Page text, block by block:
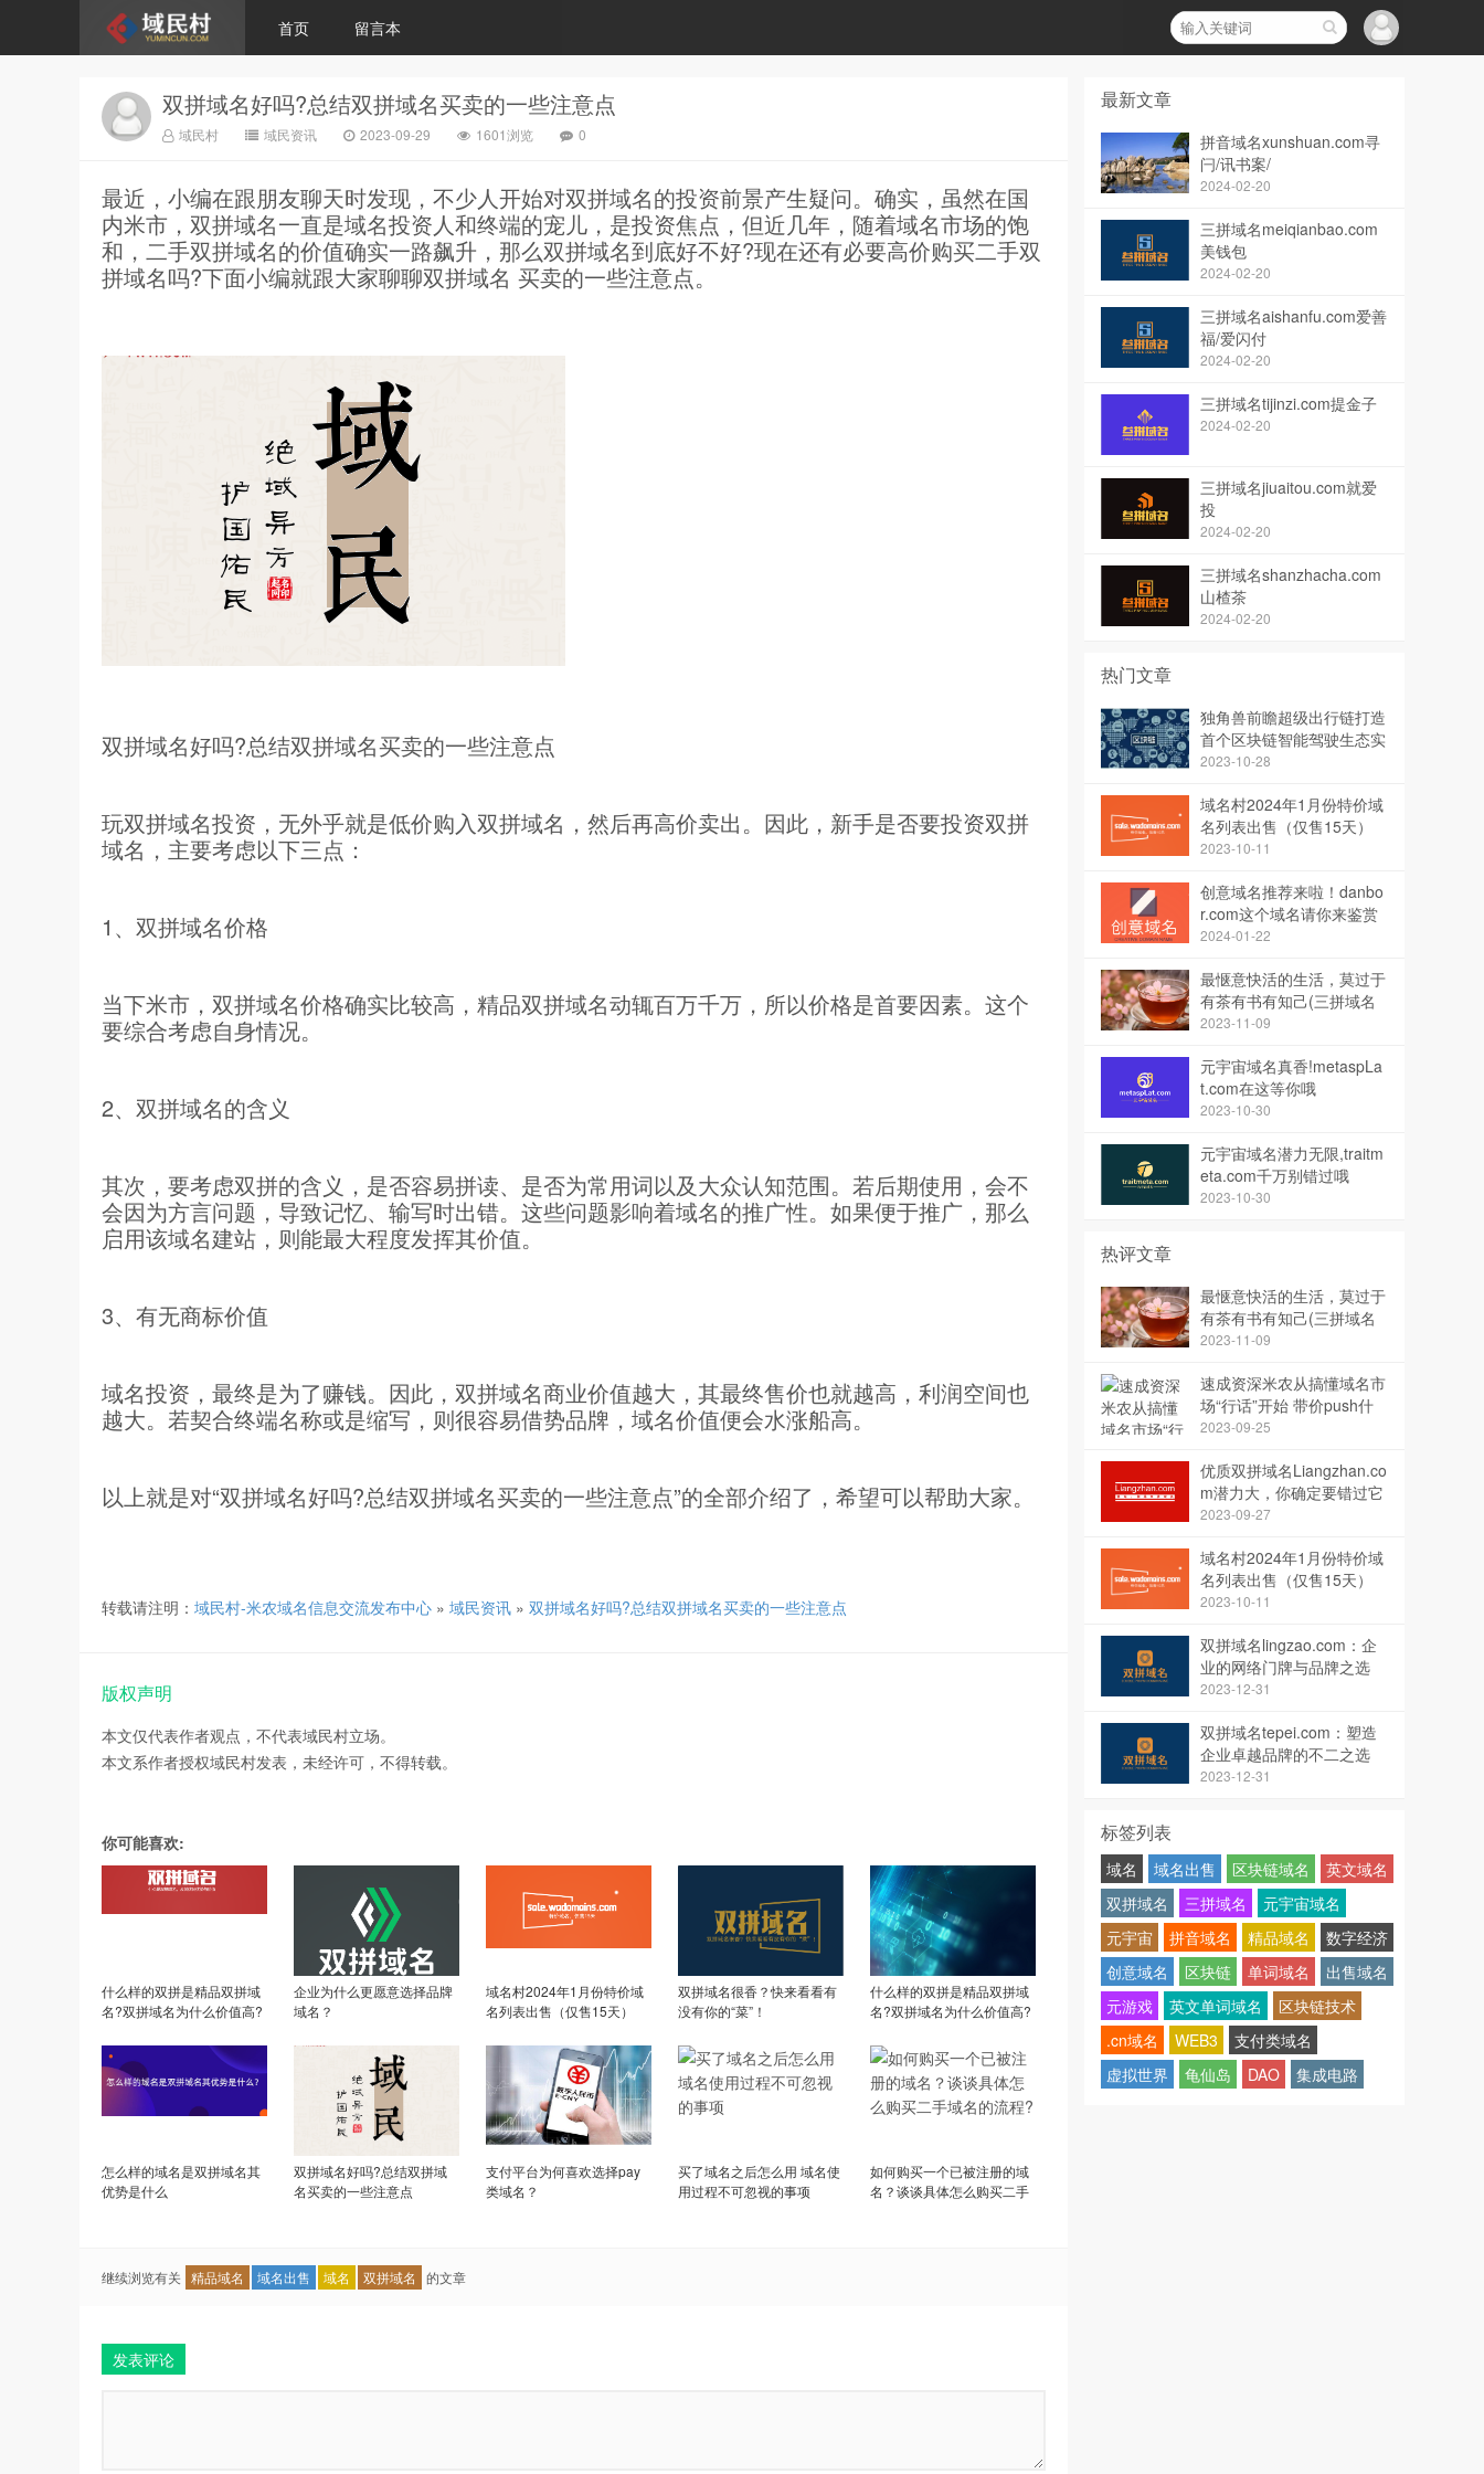
首页 留言本
双拼域名好吗?总结双拼域名买卖的一些注意点
域民村 域民资讯 2023-09-29 1601浏览 0
最近，小编在跟朋友聊天时发现，不少人开始对双拼域名的投资前景产生疑问。确实，虽然在国
内米市，双拼域名一直是域名投资人和终端的宠儿，是投资焦点，但近几年，随着域名市场的饱
和，二手双拼域名的价值确实一路飙升，那么双拼域名到底好不好?现在还有必要高价购买二手双
拼域名吗?下面小编就跟大家聊聊双拼域名 买卖的一些注意点。
双拼域名好吗?总结双拼域名买卖的一些注意点
玩双拼域名投资，无外乎就是低价购入双拼域名，然后再高价卖出。因此，新手是否要投资双拼
域名，主要考虑以下三点：
1、双拼域名价格
当下米市，双拼域名价格确实比较高，精品双拼域名动辄百万千万，所以价格是首要因素。这个
要综合考虑自身情况。
2、双拼域名的含义
其次，要考虑双拼的含义，是否容易拼读、是否为常用词以及大众认知范围。若后期使用，会不
会因为方言问题，导致记忆、输写时出错。这些问题影响着域名的推广性。如果便于推广，那么
启用该域名建站，则能最大程度发挥其价值。
3、有无商标价值
域名投资，最终是为了赚钱。因此，双拼域名商业价值越大，其最终售价也就越高，利润空间也
越大。若契合终端名称或是缩写，则很容易借势品牌，域名价值便会水涨船高。
以上就是对“双拼域名好吗?总结双拼域名买卖的一些注意点”的全部介绍了，希望可以帮助大家。
转载请注明： 域民村-米农域名信息交流发布中心 » 域民资讯 » 双拼域名好吗?总结双拼域名买卖的一些注意点
版权声明
本文仅代表作者观点，不代表域民村立场。
本文系作者授权域民村发表，未经许可，不得转载。
你可能喜欢:
什么样的双拼是精品双拼域
名?双拼域名为什么价值高?
企业为什么更愿意选择品牌
域名？
域名村2024年1月份特价域
名列表出售（仅售15天）
双拼域名很香？快来看看有
没有你的“菜”！
什么样的双拼是精品双拼域
名?双拼域名为什么价值高?
怎么样的域名是双拼域名其
优势是什么
双拼域名好吗?总结双拼域
名买卖的一些注意点
支付平台为何喜欢选择pay
类域名？
买了域名之后怎么用 域名使
用过程不可忽视的事项
如何购买一个已被注册的域
名？谈谈具体怎么购买二手
继续浏览有关 精品域名 域名出售 域名 双拼域名 的文章
发表评论
最新文章
拼音域名xunshuan.com寻
闩/讯书案/
2024-02-20
三拼域名meiqianbao.com
美钱包
2024-02-20
三拼域名aishanfu.com爱善
福/爱闪付
2024-02-20
三拼域名tijinzi.com提金子
2024-02-20
三拼域名jiuaitou.com就爱
投
2024-02-20
三拼域名shanzhacha.com
山楂茶
2024-02-20
热门文章
独角兽前瞻超级出行链打造
首个区块链智能驾驶生态实
现智能出行
2023-10-28
域名村2024年1月份特价域
名列表出售（仅售15天）
2023-10-11
创意域名推荐来啦！danbo
r.com这个域名请你来鉴赏
点评
2024-01-22
最惬意快活的生活，莫过于
有茶有书有知己(三拼域名
茶知已)
2023-11-09
元宇宙域名真香!metaspLa
t.com在这等你哦
2023-10-30
元宇宙域名潜力无限,traitm
eta.com千万别错过哦
2023-10-30
热评文章
最惬意快活的生活，莫过于
有茶有书有知己(三拼域名
茶知已)
2023-11-09
速成资深米农从搞懂域名市
场“行话”开始 带价push什
么意思？
2023-09-25
优质双拼域名Liangzhan.co
m潜力大，你确定要错过它
吗？
2023-09-27
域名村2024年1月份特价域
名列表出售（仅售15天）
2023-10-11
双拼域名lingzao.com：企
业的网络门牌与品牌之选
2023-12-31
双拼域名tepei.com：塑造
企业卓越品牌的不二之选
2023-12-31
标签列表
域名 域名出售 区块链域名
英文域名
双拼域名
三拼域名
元宇宙域名
元宇宙
拼音域名 精品域名
数字经济
创意域名
区块链 单词域名
出售域名
元游戏
英文单词域名
区块链技术
.cn域名
WEB3
支付类域名
虚拟世界
龟仙岛 DAO 集成电路